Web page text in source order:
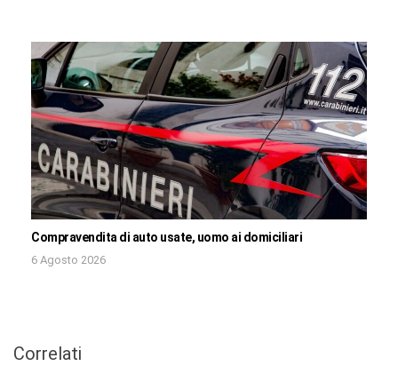
Compravendita di auto usate, uomo ai domiciliari
6 Agosto 2026
Correlati